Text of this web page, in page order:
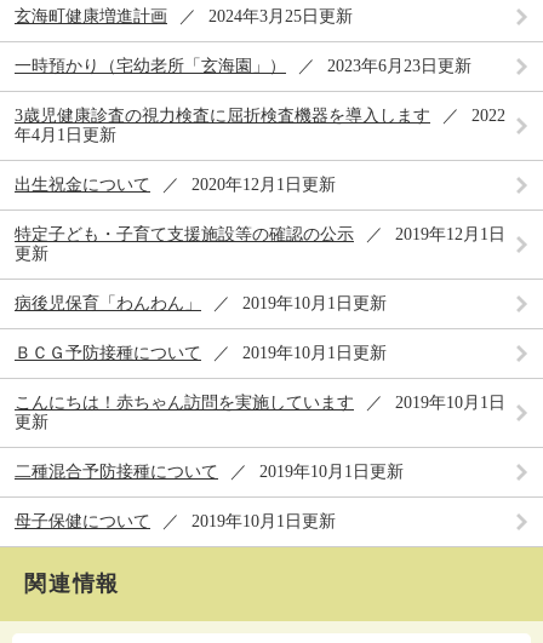
玄海町健康増進計画 2024年3月25日更新
一時預かり（宅幼老所「玄海園」） 2023年6月23日更新
3歳児健康診査の視力検査に屈折検査機器を導入します
2022
年4月1日更新
出生祝金について 2020年12月1日更新
特定子ども・子育て支援施設等の確認の公示
2019年12月1日
更新
病後児保育「わんわん」 2019年10月1日更新
ＢＣＧ予防接種について 2019年10月1日更新
こんにちは！赤ちゃん訪問を実施しています
2019年10月1日
更新
二種混合予防接種について 2019年10月1日更新
母子保健について 2019年10月1日更新
関連情報